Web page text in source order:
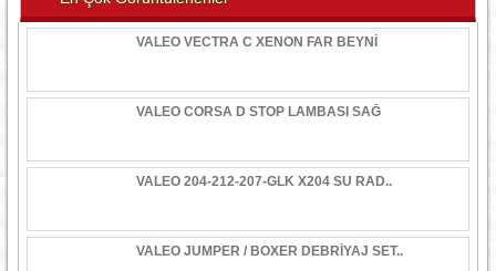
VALEO VECTRA C XENON FAR BEYNİ
VALEO CORSA D STOP LAMBASI SAĞ
VALEO 204-212-207-GLK X204 SU RAD..
VALEO JUMPER / BOXER DEBRİYAJ SET..